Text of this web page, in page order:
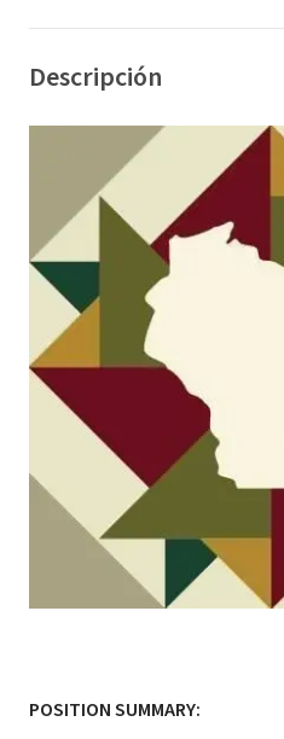
Descripción
POSITION SUMMARY: